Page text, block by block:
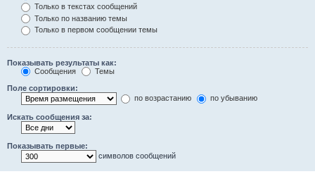
Только в текстах сообщений
Только по названию темы
Только в первом сообщении темы
Показывать результаты как:
Сообщения
Темы
Поле сортировки:
по возрастанию
по убыванию
Искать сообщения за:
Показывать первые:
символов сообщений